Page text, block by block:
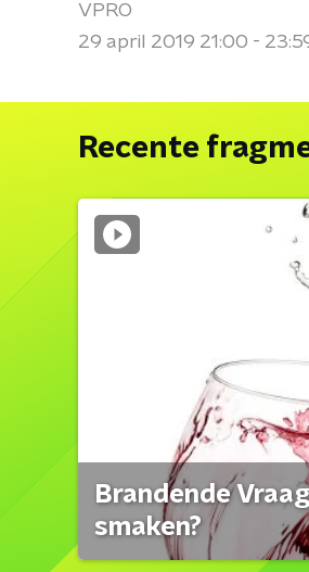
VPRO
29 april 2019 21:00 -
Recente
Brandende
smaken?